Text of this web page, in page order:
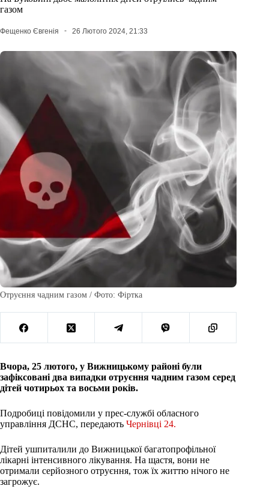
газом
Фещенко Євгенія 26 Лютого 2024, 21:33
Отруєння чадним газом / Фото: Фіртка
Вчора, 25 лютого, у Вижницькому районі були
зафіксовані два випадки отруєння чадним газом серед
дітей чотирьох та восьми років.
Подробиці повідомили у прес-службі обласного
управління ДСНС, передають Чернівці 24.
Дітей ушпиталили до Вижницької багатопрофільної
лікарні інтенсивного лікування. На щастя, вони не
отримали серйозного отруєння, тож їх життю нічого не
загрожує.